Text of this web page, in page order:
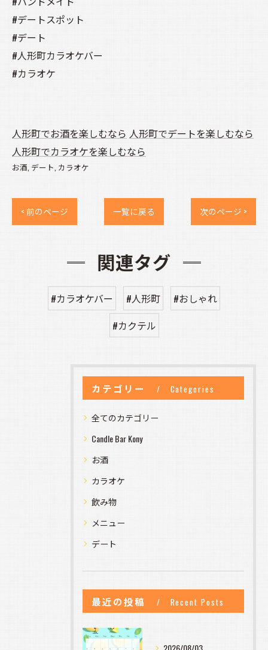
#デートスポット
#デート
#人形町カラオケバー
#カラオケ
人形町でお酒を楽しむなら 人形町でデートを楽しむなら
人形町でカラオケを楽しむなら
お酒 デート カラオケ
< 前のページ 一覧に戻る 次のページ >
関連タグ
#カラオケバー #人形町
#おしゃれ
#カクテル
カテゴリー Categories
全てのカテゴリー
Candle Bar Kony
お酒
カラオケ
飲み物
メニュー
デート
最近の投稿 Recent Posts